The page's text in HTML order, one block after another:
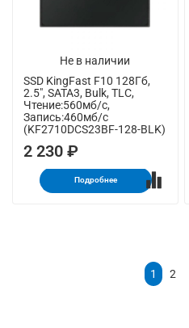
Не в наличии
SSD KingFast F10 128Гб,
2.5", SATA3, Bulk, TLC,
Чтение:560мб/с,
Запись:460мб/с
(KF2710DCS23BF-128-BLK)
2 230 ₽
Подробнее
1 2